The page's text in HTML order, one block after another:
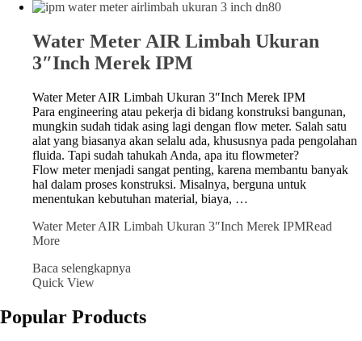
Water Meter AIR Limbah Ukuran
3″Inch Merek IPM
Water Meter AIR Limbah Ukuran 3″Inch Merek IPM
Para engineering atau pekerja di bidang konstruksi bangunan,
mungkin sudah tidak asing lagi dengan flow meter. Salah satu
alat yang biasanya akan selalu ada, khususnya pada pengolahan
fluida. Tapi sudah tahukah Anda, apa itu flowmeter?
Flow meter menjadi sangat penting, karena membantu banyak
hal dalam proses konstruksi. Misalnya, berguna untuk
menentukan kebutuhan material, biaya, …
Water Meter AIR Limbah Ukuran 3″Inch Merek IPMRead
More
Baca selengkapnya
Quick View
Popular Products